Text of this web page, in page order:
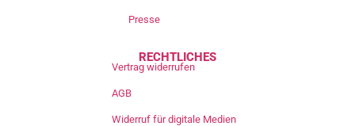
Presse
RECHTLICHES
Vertrag widerrufen
AGB
Widerruf für digitale Medien